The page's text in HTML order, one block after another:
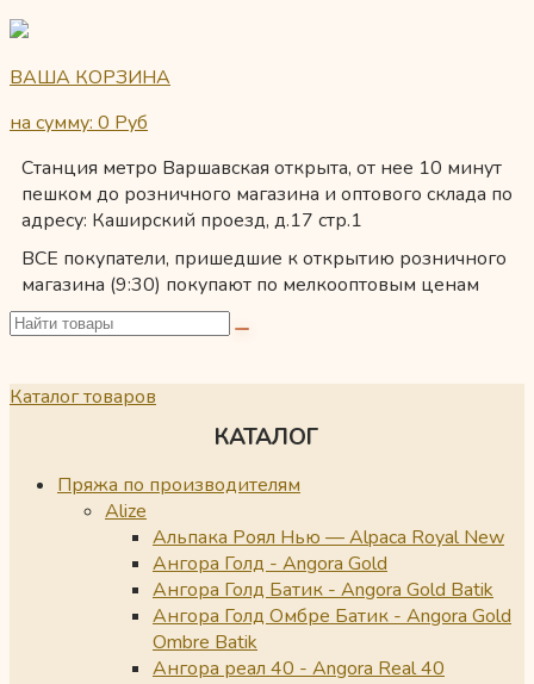
ВАША КОРЗИНА
на сумму: 0 Руб
Станция метро Варшавская открыта, от нее 10 минут
пешком до розничного магазина и оптового склада по
адресу: Каширский проезд, д.17 стр.1
ВСЕ покупатели, пришедшие к открытию розничного
магазина (9:30) покупают по мелкооптовым ценам
Каталог товаров
КАТАЛОГ
Пряжа по производителям
Alize
Альпака Роял Нью — Alpaca Royal New
Ангора Голд - Angora Gold
Ангора Голд Батик - Angora Gold Batik
Ангора Голд Омбре Батик - Angora Gold
Ombre Batik
Ангора реал 40 - Angora Real 40